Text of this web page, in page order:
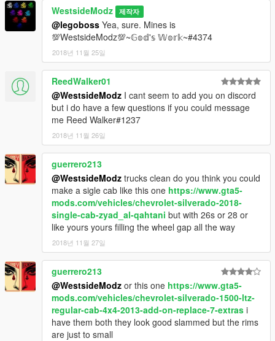
WestsideModz 제작자
@legoboss Yea, sure. Mines is
💯WestsideModz💯~𝔾𝕠𝕕'𝕤 𝕎𝕠𝕣𝕜~#4374
2018년 11월 25일
ReedWalker01
@WestsideModz I cant seem to add you on discord
but i do have a few questions if you could message
me Reed Walker#1237
2018년 11월 26일
guerrero213
@WestsideModz trucks clean do you think you could
make a sigle cab like this one https://www.gta5-
mods.com/vehicles/chevrolet-silverado-2018-
single-cab-zyad_al-qahtani but with 26s or 28 or
like yours yours filling the wheel gap all the way
2018년 11월 27일
guerrero213
@WestsideModz or this one https://www.gta5-
mods.com/vehicles/chevrolet-silverado-1500-ltz-
regular-cab-4x4-2013-add-on-replace-7-extras i
have them both they look good slammed but the rims
are just to small